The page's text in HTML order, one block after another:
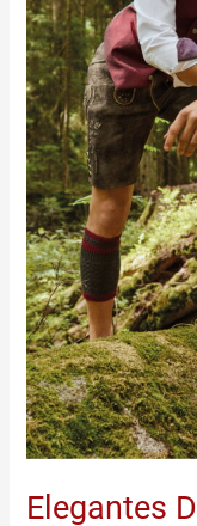
Elegantes